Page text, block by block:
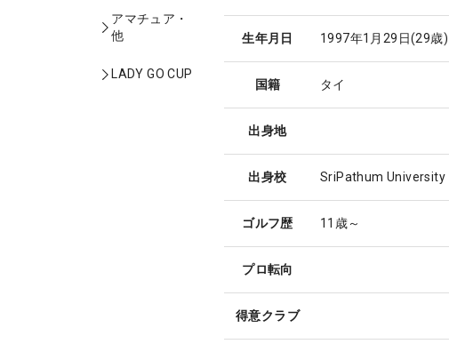
アマチュア・
他
LADY GO CUP
生年月日 1997年1月29日(29歳)
国籍 タイ
出身地
出身校 SriPathum University
ゴルフ歴 11歳～
プロ転向
得意クラブ